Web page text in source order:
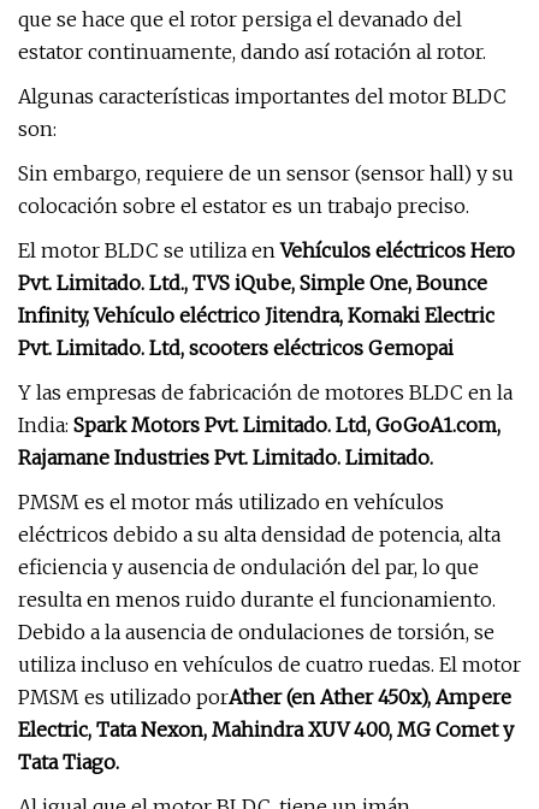
que se hace que el rotor persiga el devanado del
estator continuamente, dando así rotación al rotor.
Algunas características importantes del motor BLDC
son:
Sin embargo, requiere de un sensor (sensor hall) y su
colocación sobre el estator es un trabajo preciso.
El motor BLDC se utiliza enVehículos eléctricos Hero
Pvt. Limitado. Ltd., TVS iQube, Simple One, Bounce
Infinity, Vehículo eléctrico Jitendra, Komaki Electric
Pvt. Limitado. Ltd, scooters eléctricos Gemopai
Y las empresas de fabricación de motores BLDC en la
India: Spark Motors Pvt. Limitado. Ltd, GoGoA1.com,
Rajamane Industries Pvt. Limitado. Limitado.
PMSM es el motor más utilizado en vehículos
eléctricos debido a su alta densidad de potencia, alta
eficiencia y ausencia de ondulación del par, lo que
resulta en menos ruido durante el funcionamiento.
Debido a la ausencia de ondulaciones de torsión, se
utiliza incluso en vehículos de cuatro ruedas. El motor
PMSM es utilizado porAther (en Ather 450x), Ampere
Electric, Tata Nexon, Mahindra XUV 400, MG Comet y
Tata Tiago.